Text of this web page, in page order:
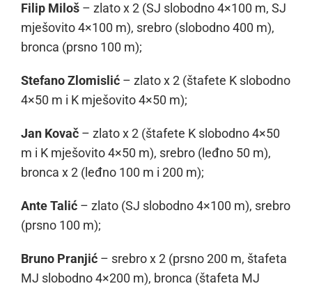
Filip Miloš – zlato x 2 (SJ slobodno 4×100 m, SJ
mješovito 4×100 m), srebro (slobodno 400 m),
bronca (prsno 100 m);
Stefano Zlomislić – zlato x 2 (štafete K slobodno
4×50 m i K mješovito 4×50 m);
Jan Kovač – zlato x 2 (štafete K slobodno 4×50
m i K mješovito 4×50 m), srebro (leđno 50 m),
bronca x 2 (leđno 100 m i 200 m);
Ante Talić – zlato (SJ slobodno 4×100 m), srebro
(prsno 100 m);
Bruno Pranjić – srebro x 2 (prsno 200 m, štafeta
MJ slobodno 4×200 m), bronca (štafeta MJ